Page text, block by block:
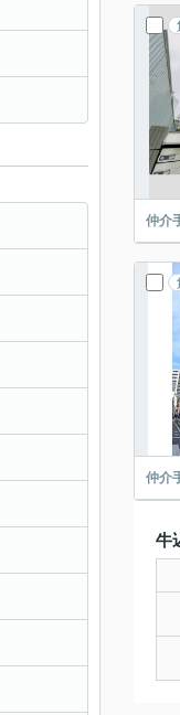
仲介
仲介
牛